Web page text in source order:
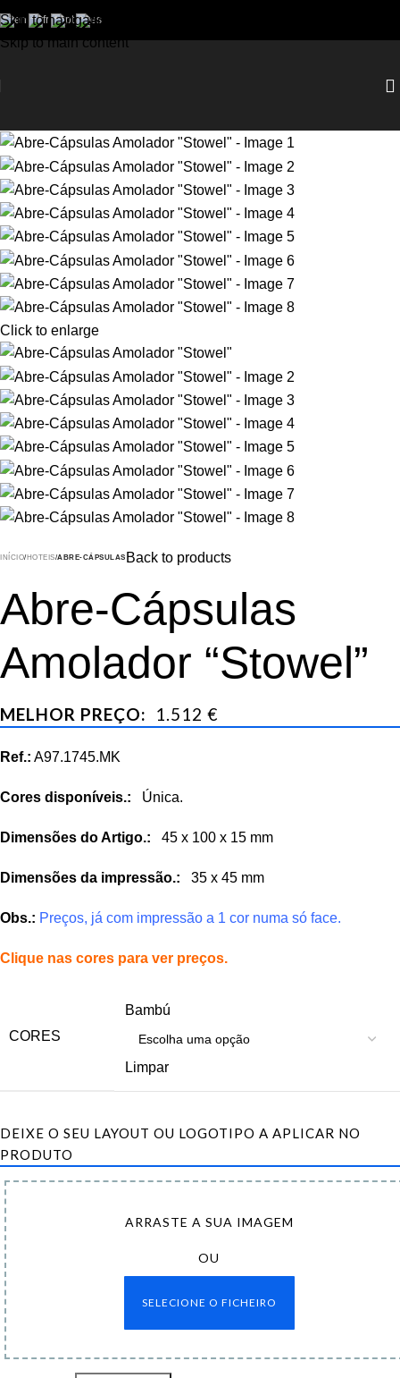
Skip to navigation
Skip to main content
Click to enlarge
INÍCIO HOTEIS ABRE-CÁPSULAS Back to products
Abre-Cápsulas
Amolador “Stowel”
MELHOR PREÇO: 1.512 €
Ref.: A97.1745.MK
Cores disponíveis.: Única.
Dimensões do Artigo.: 45 x 100 x 15 mm
Dimensões da impressão.: 35 x 45 mm
Obs.: Preços, já com impressão a 1 cor numa só face.
Clique nas cores para ver preços.
CORES
Bambú
Limpar
DEIXE O SEU LAYOUT OU LOGOTIPO A APLICAR NO
PRODUTO
ARRASTE A SUA IMAGEM
OU
SELECIONE O FICHEIRO